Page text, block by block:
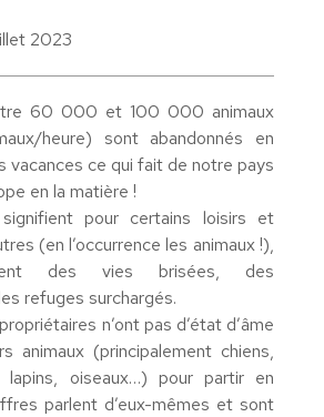
2023
60 000 et 100 000 animaux
heure) sont abandonnés en
vacances ce qui fait de notre pays
en la matière !
pour certains loisirs et
(en l’occurrence les animaux !),
des vies brisées, des
refuges surchargés.
n’ont pas d’état d’âme
animaux (principalement chiens,
lapins, oiseaux…) pour partir en
parlent d’eux-mêmes et sont